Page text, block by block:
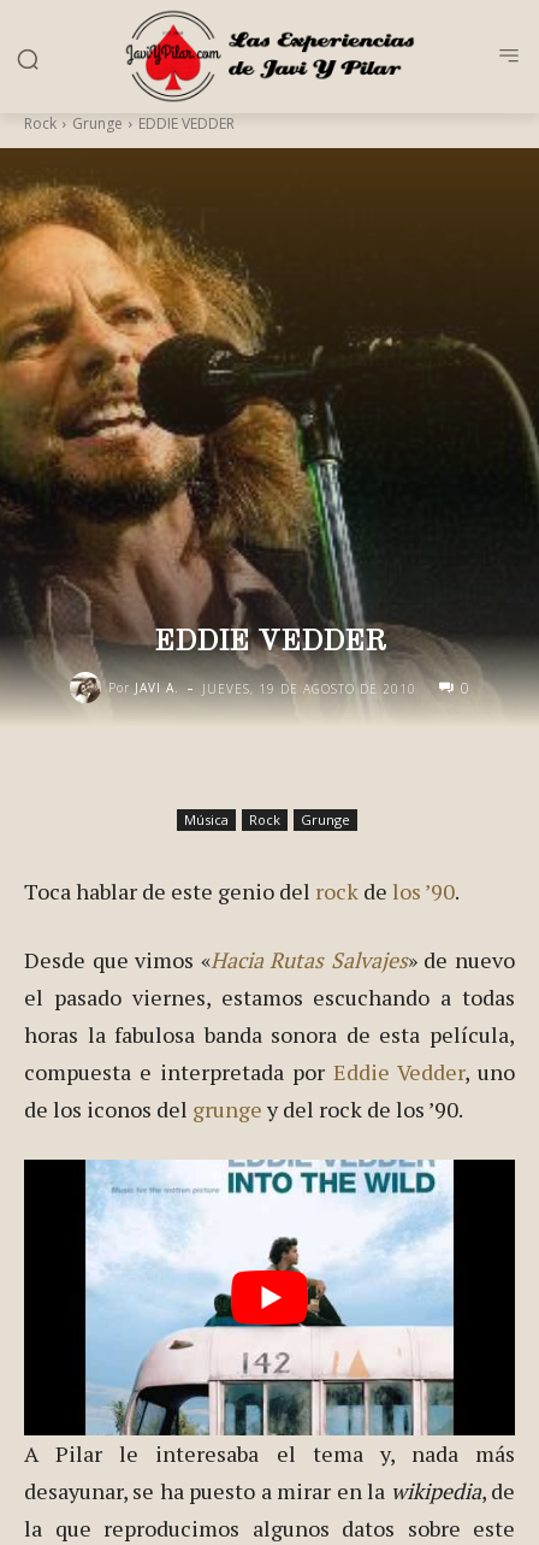
Rock Grunge EDDIE VEDDER
EDDIE VEDDER
Por JAVI A. - JUEVES, 19 DE AGOSTO DE 2010 0
Música Rock Grunge
Toca hablar de este genio del rock de los ’90.
Desde que vimos «Hacia Rutas Salvajes» de nuevo
el pasado viernes, estamos escuchando a todas
horas la fabulosa banda sonora de esta película,
compuesta e interpretada por Eddie Vedder, uno
de los iconos del grunge y del rock de los ’90.
A Pilar le interesaba el tema y, nada más
desayunar, se ha puesto a mirar en la wikipedia, de
la que reproducimos algunos datos sobre este